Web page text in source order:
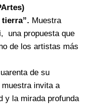
Muestra
una propuesta que
de los artistas más
de su
invita a
y la mirada profunda